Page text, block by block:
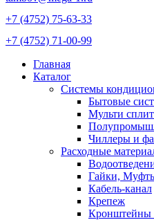
+7 (4752) 75-63-33
+7 (4752) 71-00-99
Главная
Каталог
Системы
Бытовые
Мульти
Чиллеры и
Расходные
Гайки,
Кабель-канал
Крепеж
Кронштейны